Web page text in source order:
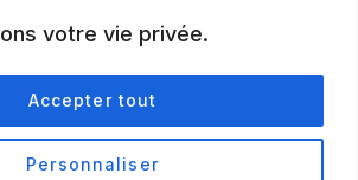
votre vie privée.
Personnaliser
Accepter tout